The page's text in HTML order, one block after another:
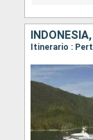
Itinerario :